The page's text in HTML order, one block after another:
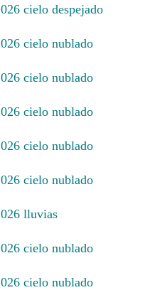
cielo despejado
cielo nublado
cielo nublado
cielo nublado
cielo nublado
cielo nublado
lluvias
cielo nublado
cielo nublado